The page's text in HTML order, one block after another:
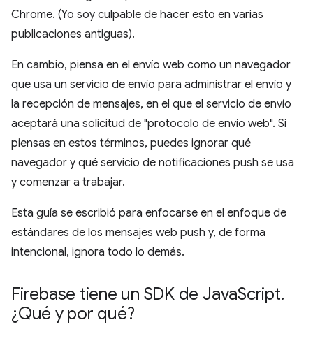
Chrome. (Yo soy culpable de hacer esto en varias
publicaciones antiguas).
En cambio, piensa en el envío web como un navegador
que usa un servicio de envío para administrar el envío y
la recepción de mensajes, en el que el servicio de envío
aceptará una solicitud de "protocolo de envío web". Si
piensas en estos términos, puedes ignorar qué
navegador y qué servicio de notificaciones push se usa
y comenzar a trabajar.
Esta guía se escribió para enfocarse en el enfoque de
estándares de los mensajes web push y, de forma
intencional, ignora todo lo demás.
Firebase tiene un SDK de JavaScript.
¿Qué y por qué?